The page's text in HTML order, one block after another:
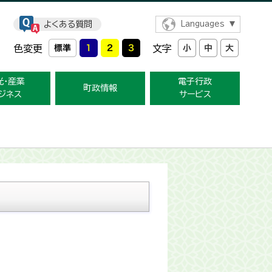
よくある質問 Languages
色変更 文字
・産業
ネス
町政情報
電子行政
サービス